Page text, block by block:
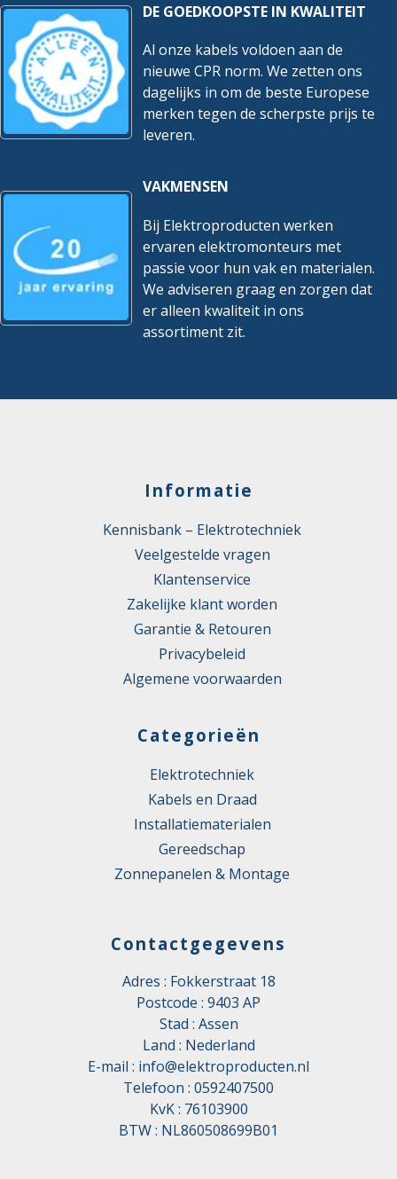
DE GOEDKOOPSTE IN KWALITEIT
Al onze kabels voldoen aan de
nieuwe CPR norm. We zetten ons
dagelijks in om de beste Europese
merken tegen de scherpste prijs te
leveren.
VAKMENSEN
Bij Elektroproducten werken
ervaren elektromonteurs met
passie voor hun vak en materialen.
We adviseren graag en zorgen dat
er alleen kwaliteit in ons
assortiment zit.
Informatie
Kennisbank – Elektrotechniek
Veelgestelde vragen
Klantenservice
Zakelijke klant worden
Garantie & Retouren
Privacybeleid
Algemene voorwaarden
Categorieën
Elektrotechniek
Kabels en Draad
Installatiematerialen
Gereedschap
Zonnepanelen & Montage
Contactgegevens
Adres : Fokkerstraat 18
Postcode : 9403 AP
Stad : Assen
Land : Nederland
E-mail : info@elektroproducten.nl
Telefoon : 0592407500
KvK : 76103900
BTW : NL860508699B01